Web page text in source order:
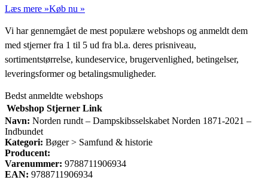
Læs mere »Køb nu »
Vi har gennemgået de mest populære webshops og anmeldt dem
med stjerner fra 1 til 5 ud fra bl.a. deres prisniveau,
sortimentstørrelse, kundeservice, brugervenlighed, betingelser,
leveringsformer og betalingsmuligheder.
Bedst anmeldte webshops
Webshop Stjerner Link
Navn: Norden rundt – Dampskibsselskabet Norden 1871-2021 –
Indbundet
Kategori: Bøger > Samfund & historie
Producent:
Varenummer: 9788711906934
EAN: 9788711906934